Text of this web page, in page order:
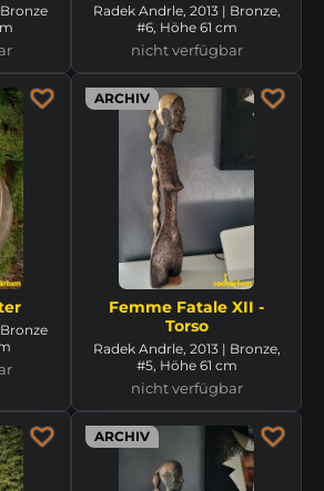
Radek Andrle, 2013 | Bronze,
#6, Höhe 61 cm
nicht verfügbar
ARCHIV
Femme Fatale XII -
Torso
Radek Andrle, 2013 | Bronze,
#5, Höhe 61 cm
nicht verfügbar
ARCHIV